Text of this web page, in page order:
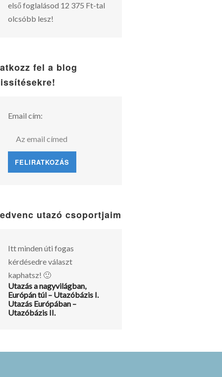
első foglalásod 12 375 Ft-tal
olcsóbb lesz!
fel a blog
Email cím:
utazó csoportjaim
Itt minden úti fogas
kérdésedre választ
kaphatsz! 🙂
Utazás a nagyvilágban,
Európán túl – Utazóbázis I.
Utazás Európában –
Utazóbázis II.